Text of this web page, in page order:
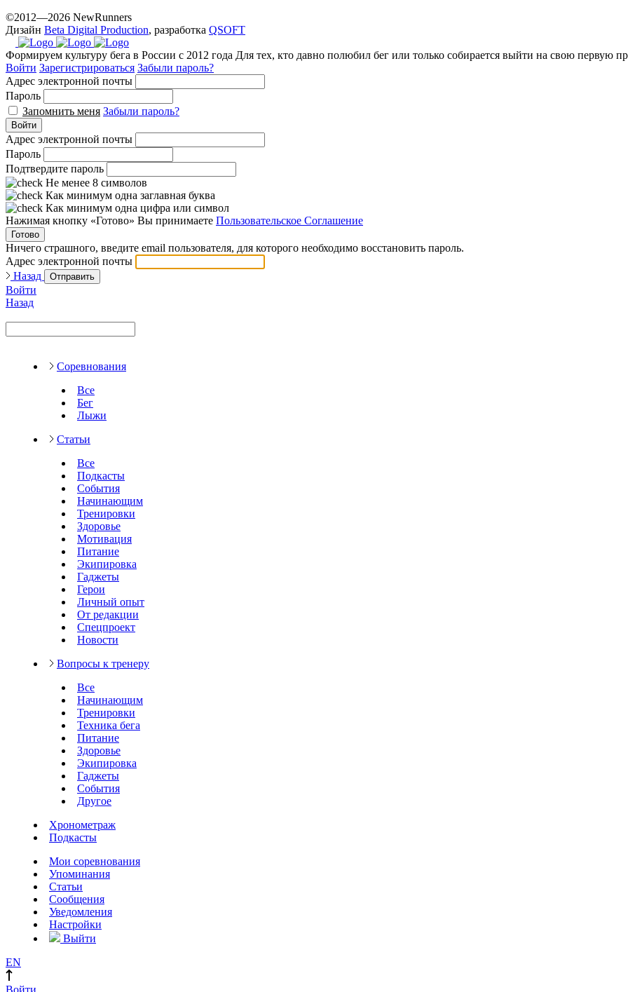
©2012—2026 NewRunners
Дизайн Beta Digital Production, разработка QSOFT
Формируем культуру бега в России с 2012 года Для тех, кто давно полюбил бег или только собирается выйти на свою первую
Войти Зарегистрироваться Забыли пароль?
Адрес электронной почты
Пароль
Запомнить меня Забыли пароль?
Войти
Адрес электронной почты
Пароль
Подтвердите пароль
Не менее 8 символов
Как минимум одна заглавная буква
Как минимум одна цифра или символ
Нажимая кнопку «Готово» Вы принимаете Пользовательское Соглашение
Готово
Ничего страшного, введите email пользователя, для которого необходимо восстановить пароль.
Адрес электронной почты
Назад
Отправить
Войти
Назад
Соревнования
Все
Бег
Лыжи
Статьи
Все
Подкасты
События
Начинающим
Тренировки
Здоровье
Мотивация
Питание
Экипировка
Гаджеты
Герои
Личный опыт
От редакции
Спецпроект
Новости
Вопросы к тренеру
Все
Начинающим
Тренировки
Техника бега
Питание
Здоровье
Экипировка
Гаджеты
События
Другое
Хронометраж
Подкасты
Мои соревнования
Упоминания
Статьи
Сообщения
Уведомления
Настройки
Выйти
EN
Войти